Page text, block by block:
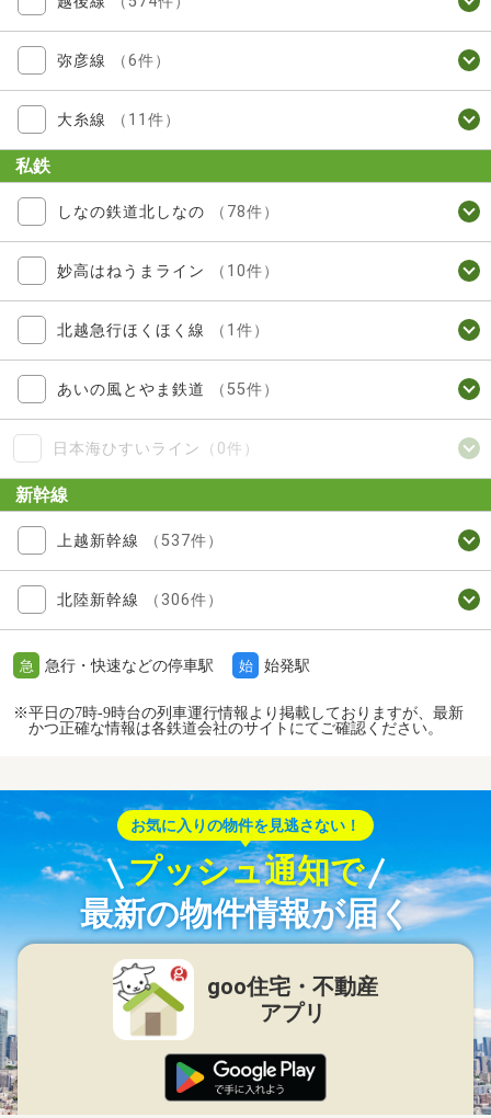
弥彦線 （6件）
大糸線 （11件）
私鉄
しなの鉄道北しなの （78件）
妙高はねうまライン （10件）
北越急行ほくほく線 （1件）
あいの風とやま鉄道 （55件）
日本海ひすいライン （0件）
新幹線
上越新幹線 （537件）
北陸新幹線 （306件）
急 急行・快速などの停車駅 始 始発駅
※平日の7時-9時台の列車運行情報より掲載しておりますが、最新
かつ正確な情報は各鉄道会社のサイトにてご確認ください。
お気に入りの物件を見逃さない！
プッシュ通知で
最新の物件情報が届く
goo住宅・不動産
アプリ